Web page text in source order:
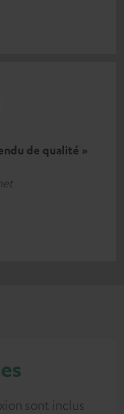
de qualité »
sont inclus